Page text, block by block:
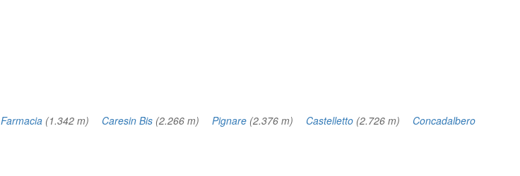
Farmacia (1.342 m) Caresin Bis (2.266 m) Pignare (2.376 m) Castelletto (2.726 m) Concadalbero